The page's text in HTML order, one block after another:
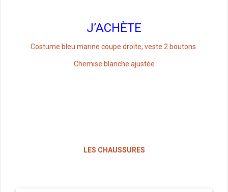
J’ACHÈTE
Costume bleu marine coupe droite, veste 2 boutons.
Chemise blanche ajustée
LES CHAUSSURES